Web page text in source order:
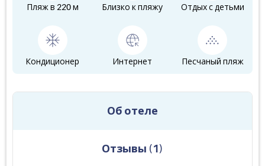
Пляж в 220 м Близко к пляжу Отдых с детьми
Кондиционер Интернет Песчаный пляж
Об отеле
Отзывы ( 1 )